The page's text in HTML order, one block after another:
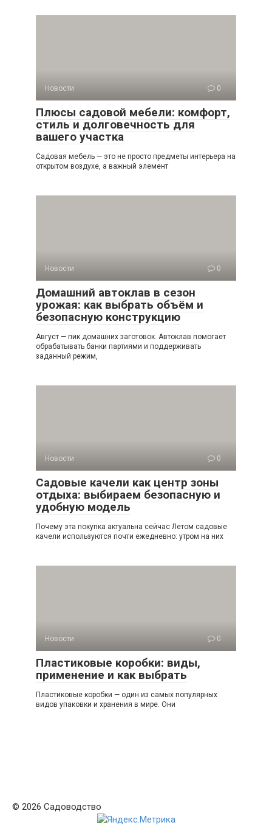
Новости 0
Плюсы садовой мебели: комфорт,
стиль и долговечность для
вашего участка
Садовая мебель — это не просто предметы интерьера на
открытом воздухе, а важный элемент
Новости 0
Домашний автоклав в сезон
урожая: как выбрать объём и
безопасную конструкцию
Август — пик домашних заготовок. Автоклав помогает
обрабатывать банки партиями и поддерживать
заданный режим,
Новости 0
Садовые качели как центр зоны
отдыха: выбираем безопасную и
удобную модель
Почему эта покупка актуальна сейчас Летом садовые
качели используются почти ежедневно: утром на них
Новости 0
Пластиковые коробки: виды,
применение и как выбрать
Пластиковые коробки — один из самых популярных
видов упаковки и хранения в мире. Они
© 2026 Садоводство